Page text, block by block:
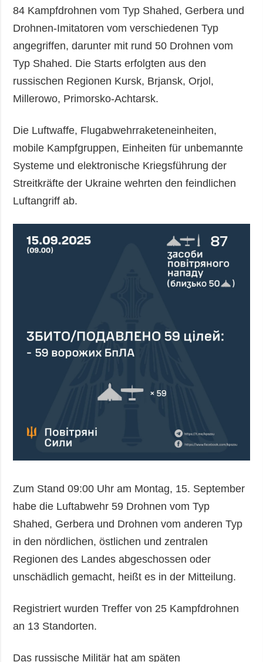
84 Kampfdrohnen vom Typ Shahed, Gerbera und
Drohnen-Imitatoren vom verschiedenen Typ
angegriffen, darunter mit rund 50 Drohnen vom
Typ Shahed. Die Starts erfolgten aus den
russischen Regionen Kursk, Brjansk, Orjol,
Millerowo, Primorsko-Achtarsk.
Die Luftwaffe, Flugabwehrraketeneinheiten,
mobile Kampfgruppen, Einheiten für unbemannte
Systeme und elektronische Kriegsführung der
Streitkräfte der Ukraine wehrten den feindlichen
Luftangriff ab.
Zum Stand 09:00 Uhr am Montag, 15. September
habe die Luftabwehr 59 Drohnen vom Typ
Shahed, Gerbera und Drohnen vom anderen Typ
in den nördlichen, östlichen und zentralen
Regionen des Landes abgeschossen oder
unschädlich gemacht, heißt es in der Mitteilung.
Registriert wurden Treffer von 25 Kampfdrohnen
an 13 Standorten.
Das russische Militär hat am späten